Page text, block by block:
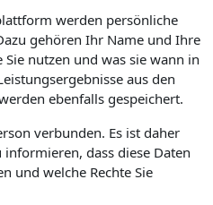
werden persönliche
gehören Ihr Name und Ihre
Sie nutzen und was sie wann in
aus den
ebenfalls gespeichert.
verbunden. Es ist daher
dass diese Daten
und welche Rechte Sie